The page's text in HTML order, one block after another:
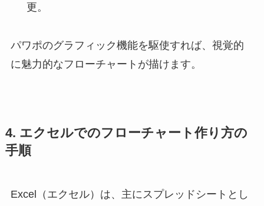
更。
パワポのグラフィック機能を駆使すれば、視覚的
に魅力的なフローチャートが描けます。
4. エクセルでのフローチャート作り方の
手順
Excel（エクセル）は、主にスプレッドシートとし